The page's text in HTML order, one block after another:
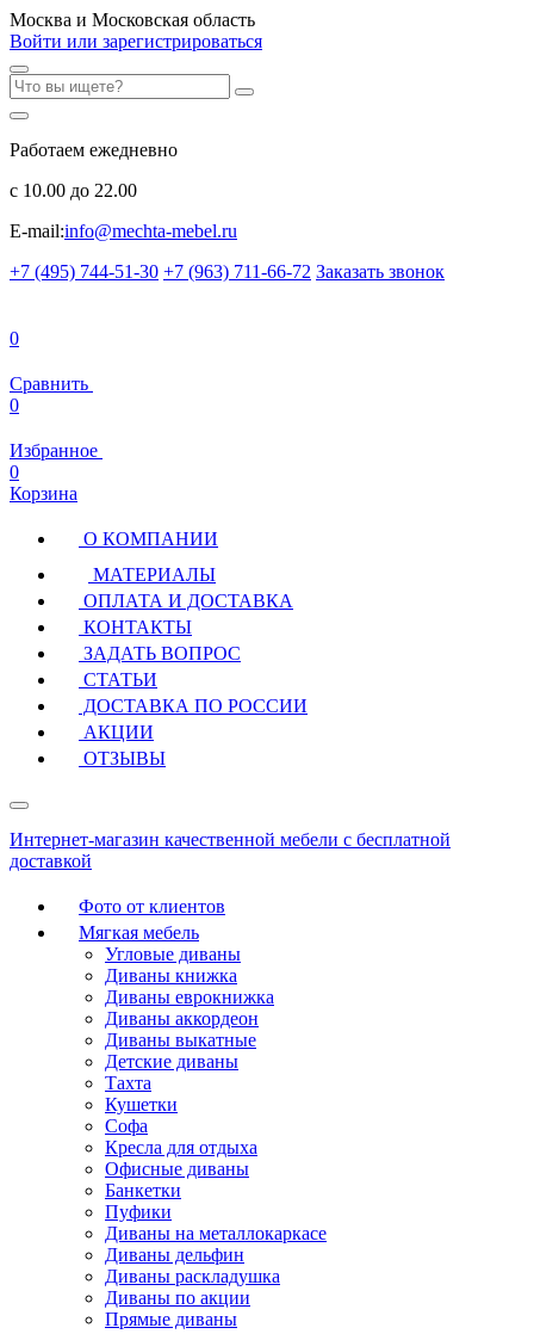
Москва и Московская область
Войти или зарегистрироваться
Работаем ежедневно
с 10.00 до 22.00
E-mail:info@mechta-mebel.ru
+7 (495) 744-51-30 +7 (963) 711-66-72 Заказать звонок
0
Сравнить
0
Избранное
0
Корзина
О КОМПАНИИ
МАТЕРИАЛЫ
ОПЛАТА И ДОСТАВКА
КОНТАКТЫ
ЗАДАТЬ ВОПРОС
СТАТЬИ
ДОСТАВКА ПО РОССИИ
АКЦИИ
ОТЗЫВЫ
Интернет-магазин качественной мебели с бесплатной
доставкой
Фото от клиентов
Мягкая мебель
Угловые диваны
Диваны книжка
Диваны еврокнижка
Диваны аккордеон
Диваны выкатные
Детские диваны
Тахта
Кушетки
Софа
Кресла для отдыха
Офисные диваны
Банкетки
Пуфики
Диваны на металлокаркасе
Диваны дельфин
Диваны раскладушка
Диваны по акции
Прямые диваны